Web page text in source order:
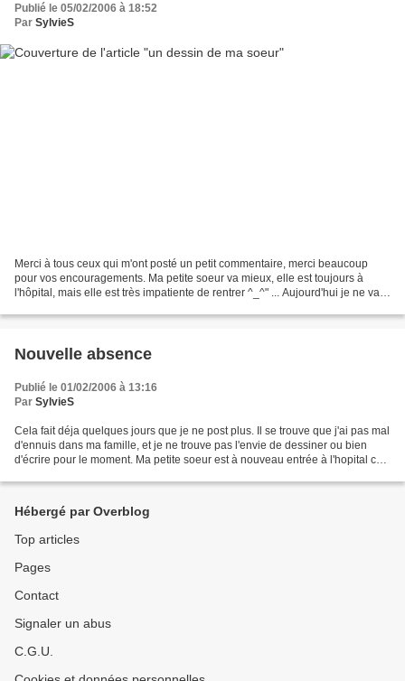
Publié le 05/02/2006 à 18:52
Par SylvieS
Merci à tous ceux qui m'ont posté un petit commentaire, merci beaucoup
pour vos encouragements. Ma petite soeur va mieux, elle est toujours à
l'hôpital, mais elle est très impatiente de rentrer ^_^" ... Aujourd'hui je ne vais
Nouvelle absence
Publié le 01/02/2006 à 13:16
Par SylvieS
Cela fait déja quelques jours que je ne post plus. Il se trouve que j'ai pas mal
d'ennuis dans ma famille, et je ne trouve pas l'envie de dessiner ou bien
d'écrire pour le moment. Ma petite soeur est à nouveau entrée à l'hopital ce
Hébergé par Overblog
Top articles
Pages
Contact
Signaler un abus
C.G.U.